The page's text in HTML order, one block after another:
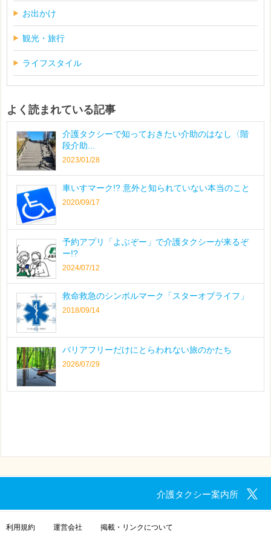
お出かけ
観光・旅行
ライフスタイル
よく読まれている記事
介護タクシーで知っておきたい介助のはなし〈階
段介助...
2023/01/28
車いすマーク!? 意外と知られていない本当のこと
2020/09/17
予約アプリ「よぶぞー」で介護タクシーが来るぞ
ー!?
2024/07/12
救命救急のシンボルマーク「スターオブライフ」
2018/09/14
バリアフリーだけにとらわれない旅のかたち
2026/07/29
介護タクシー案内所
利用規約 運営会社 掲載・リンクについて